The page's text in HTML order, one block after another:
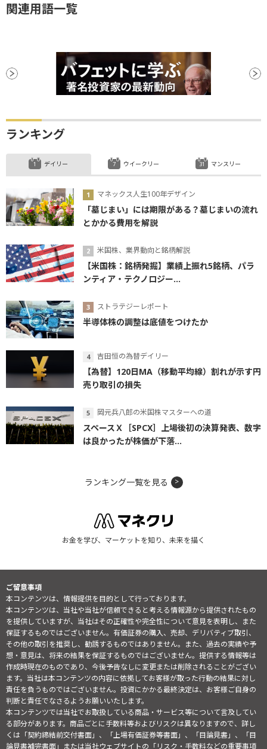
関連用語一覧
ランキング
デイリー
マネックス人生100年デザイン
「墓じまい」には期限がある？墓じまいの流れ
とかかる費用を解説
米国株、業界動向と銘柄解説
【米国株：銘柄発掘】業績上振れ5銘柄、パラ
ンティア・テクノロジー...
ストラテジーレポート
半導体株の調整は底値をつけたか
吉田恒の為替デイリー
【為替】120日MA（移動平均線）割れが示す円
売り取引の損失
岡元兵八郎の米国株マスターへの道
スペースＸ［SPCX］上場後初の決算発表、数字
は良かったが株価が下落...
ウイークリー マンスリー
ランキング一覧を見る
お金を学び、マーケットを知り、未来を描く
ご留意事項
本コンテンツは、情報提供を目的として行っております。
本コンテンツは、当社や当社が信頼できると考える情報源から提供されたもの
を提供していますが、当社はその正確性や完全性について意見を表明し、また
保証するものではございません。有価証券の購入、売却、デリバティブ取引、
その他の取引を推奨し、勧誘するものではありません。また、過去の実績や予
想・意見は、将来の結果を保証するものではございません。提供する情報等は
作成時現在のものであり、今後予告なしに変更または削除されることがござい
ます。当社は本コンテンツの内容に依拠してお客様が取った行動の結果に対し
責任を負うものではございません。投資にかかる最終決定は、お客様ご自身の
判断と責任でなさるようお願いいたします。
本コンテンツでは当社でお取扱している商品・サービス等について言及してい
る部分があります。商品ごとに手数料等およびリスクは異なりますので、詳し
くは「契約締結前交付書面」、「上場有価証券等書面」、「目論見書」、「目
論見書補完書面」または当社ウェブサイトの「リスク・手数料などの重要事項